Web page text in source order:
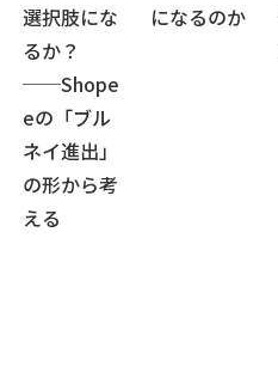
選択肢にな
るか？
──Shope
eの「ブル
ネイ進出」
の形から考
える
になるのか